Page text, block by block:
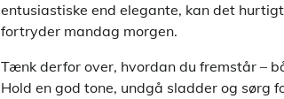
entusiastiske end elegante, kan det
fortryder mandag morgen.
Tænk derfor over, hvordan du fremstår –
Hold en god tone, undgå sladder og sørg